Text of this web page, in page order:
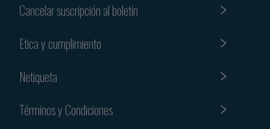
Cancelar suscripción al boletín
Etica y cumplimiento
Netiqueta
Términos y Condiciones